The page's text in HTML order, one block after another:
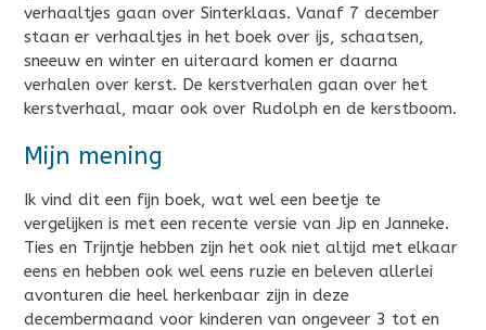
verhaaltjes gaan over Sinterklaas. Vanaf 7 december
staan er verhaaltjes in het boek over ijs, schaatsen,
sneeuw en winter en uiteraard komen er daarna
verhalen over kerst. De kerstverhalen gaan over het
kerstverhaal, maar ook over Rudolph en de kerstboom.
Mijn mening
Ik vind dit een fijn boek, wat wel een beetje te
vergelijken is met een recente versie van Jip en Janneke.
Ties en Trijntje hebben zijn het ook niet altijd met elkaar
eens en hebben ook wel eens ruzie en beleven allerlei
avonturen die heel herkenbaar zijn in deze
decembermaand voor kinderen van ongeveer 3 tot en